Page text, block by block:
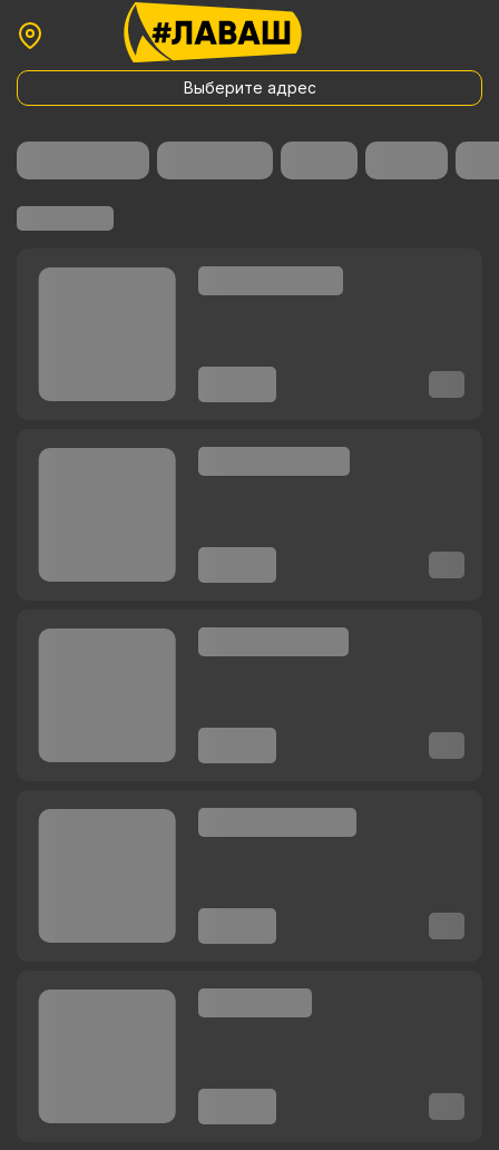
Выберите адрес